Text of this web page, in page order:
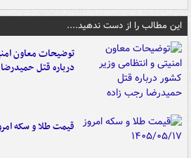
این مطالب را از دست ندهید....
توضیحات معاون
درباره قتل
قیمت طلا و سکه امروز ۱۴۰۵/